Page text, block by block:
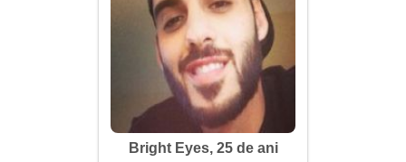
Bright Eyes, 25 de ani